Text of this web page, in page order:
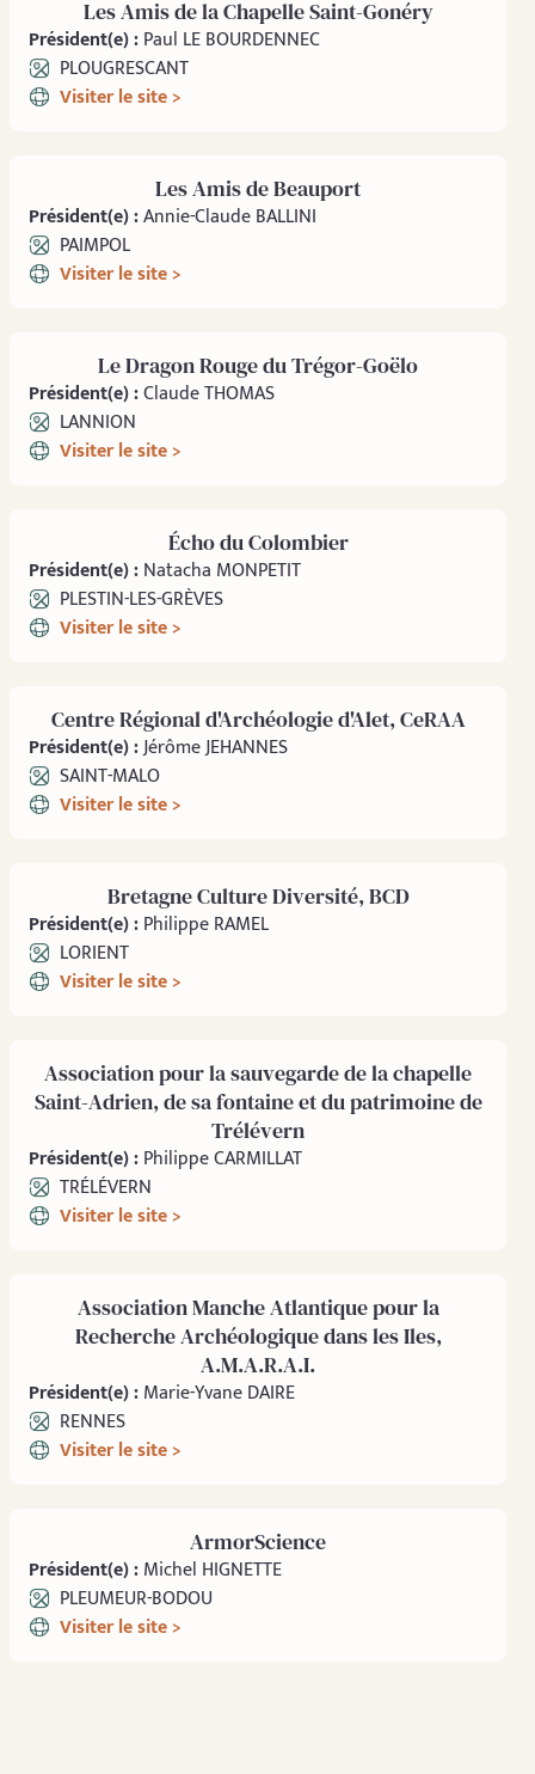
Les Amis de la Chapelle Saint-Gonéry
Président(e) :Paul LE BOURDENNEC
PLOUGRESCANT
Visiter le site >
Les Amis de Beauport
Président(e) :Annie-Claude BALLINI
PAIMPOL
Visiter le site >
Le Dragon Rouge du Trégor-Goëlo
Président(e) :Claude THOMAS
LANNION
Visiter le site >
Écho du Colombier
Président(e) :Natacha MONPETIT
PLESTIN-LES-GRÈVES
Visiter le site >
Centre Régional d'Archéologie d'Alet, CeRAA
Président(e) :Jérôme JEHANNES
SAINT-MALO
Visiter le site >
Bretagne Culture Diversité, BCD
Président(e) :Philippe RAMEL
LORIENT
Visiter le site >
Association pour la sauvegarde de la chapelle
Saint-Adrien, de sa fontaine et du patrimoine de
Trélévern
Président(e) :Philippe CARMILLAT
TRÉLÉVERN
Visiter le site >
Association Manche Atlantique pour la
Recherche Archéologique dans les Iles,
A.M.A.R.A.I.
Président(e) :Marie-Yvane DAIRE
RENNES
Visiter le site >
ArmorScience
Président(e) :Michel HIGNETTE
PLEUMEUR-BODOU
Visiter le site >